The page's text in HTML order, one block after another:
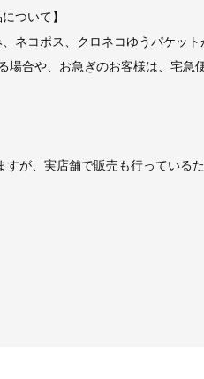
ついて】
ネコポス、クロネコゆうパケット
合や、お急ぎのお客様は、宅急
が、実店舗で販売も行っている